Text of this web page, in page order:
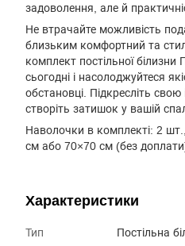
задоволення, але й
Не втрачайте можливість
близьким комфортний та
комплект постільної
сьогодні і насолоджуйтеся
обстановці. Підкресліть свою
створіть затишок у вашій
Наволочки в комплекті: 2
см або 70×70 см (без
Характеристики
Тип
Постільна